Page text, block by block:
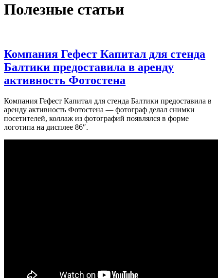
Полезные статьи
Компания Гефест Капитал для стенда
Балтики предоставила в аренду
активность Фотостена
Компания Гефест Капитал для стенда Балтики предоставила в
аренду активность Фотостена — фотограф делал снимки
посетителей, коллаж из фотографий появлялся в форме
логотипа на дисплее 86″.